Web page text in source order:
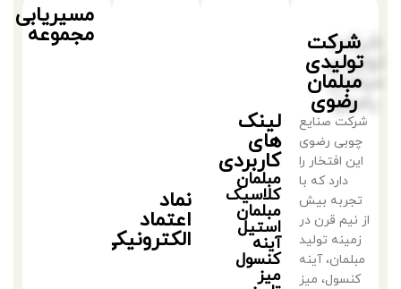
شرکت
تولیدی
مبلمان
رضوی
شرکت صنایع
چوبی رضوی
این افتخار را
دارد که با
تجربه بیش
از نیم قرن در
زمینه تولید
مبلمان، آینه
کنسول، میز
لینک
های
کاربردی
مبلمان
کلاسیک
مبلمان
استیل
آینه
کنسول
میز
نماد
اعتماد
الکترونیکی
مسیریابی
مجموعه